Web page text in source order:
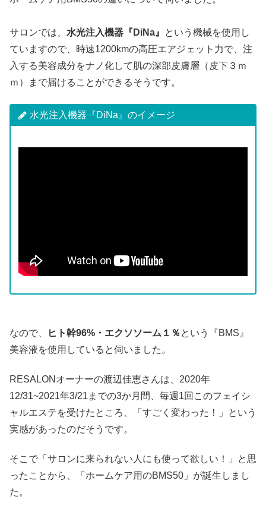
サロンでは、 水光注入機器『DiNa』
という機械を使用し
ていますので、時速1200kmの高圧エアジェット力で、注
入する美容成分をナノ化して肌の深部皮膚層（皮下３ｍ
ｍ）まで届けることができるそうです。
水光注入機器『DiNa』のイメージ
なので、 ヒト幹96%・エクソソーム１％ という『BMS』
美容液を使用していると伺いました。
RESALONオーナーの渡辺佳恵さんは、2020年
12/31~2021年3/21までの3か月間、毎週1回このフェイシ
ャルエステを受けたところ、「すごく変わった！」という
実感があったのだそうです。
そこで「サロンに来られない人にも使って欲しい！」と思
ったことから、「ホームケア用のBMS50」が誕生しまし
た。